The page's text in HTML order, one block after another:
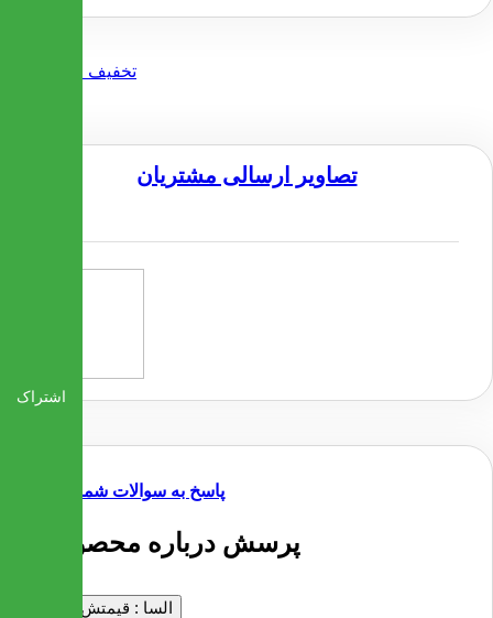
تصاویر ارسالی مشتریان
پاسخ به سوالات شما
5 پرسش درباره محصول
السا : قیمتش چنده
اشتراک